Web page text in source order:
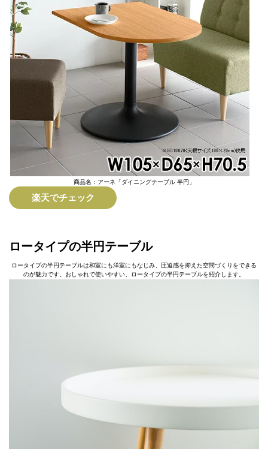
商品名：アーネ「ダイニングテーブル 半円」
楽天でチェック
ロータイプの半円テーブル
ロータイプの半円テーブルは和室にも洋室にもなじみ、圧迫感を抑えた空間づくりをできる
のが魅力です。おしゃれで使いやすい、ロータイプの半円テーブルを紹介します。